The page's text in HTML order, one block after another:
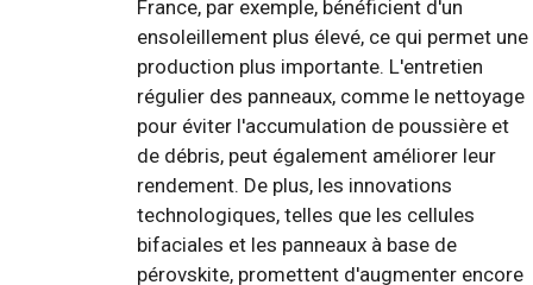
France, par exemple, bénéficient d'un
ensoleillement plus élevé, ce qui permet une
production plus importante. L'entretien
régulier des panneaux, comme le nettoyage
pour éviter l'accumulation de poussière et
de débris, peut également améliorer leur
rendement. De plus, les innovations
technologiques, telles que les cellules
bifaciales et les panneaux à base de
pérovskite, promettent d'augmenter encore